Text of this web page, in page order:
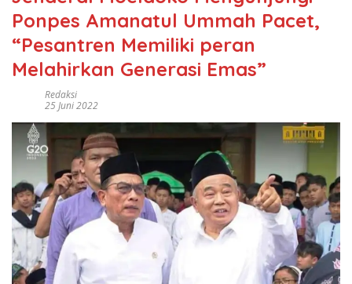
Ponpes Amanatul Ummah Pacet,
“Pesantren Memiliki peran
Melahirkan Generasi Emas”
Redaksi
25 Juni 2022